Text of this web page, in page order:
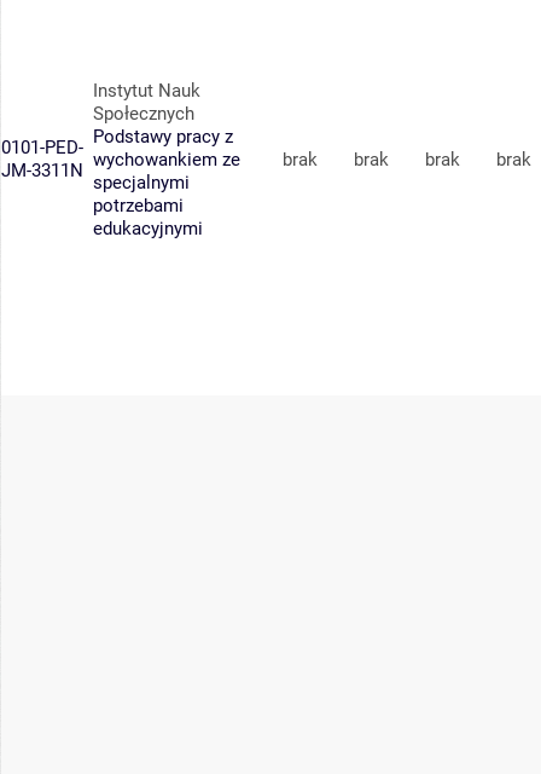
0101-PED-
JM-3311N
Instytut Nauk
Społecznych
Podstawy pracy z
wychowankiem ze
specjalnymi
potrzebami
edukacyjnymi
brak brak brak brak